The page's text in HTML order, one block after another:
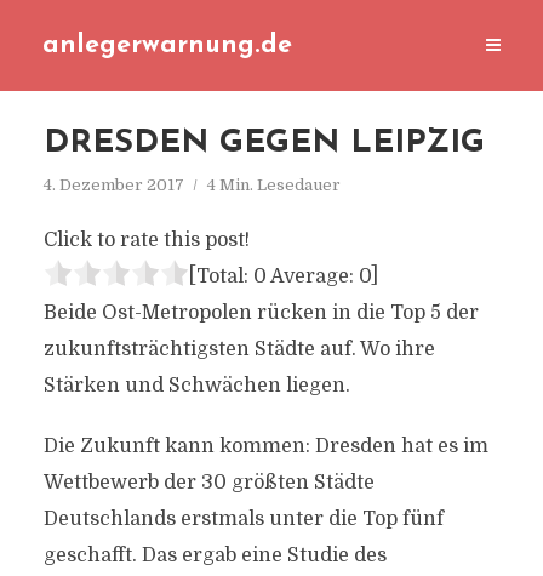
anlegerwarnung.de
DRESDEN GEGEN LEIPZIG
4. Dezember 2017 4 Min. Lesedauer
Click to rate this post!
[Total: 0 Average: 0]
Beide Ost-Metropolen rücken in die Top 5 der
zukunftsträchtigsten Städte auf. Wo ihre
Stärken und Schwächen liegen.
Die Zukunft kann kommen: Dresden hat es im
Wettbewerb der 30 größten Städte
Deutschlands erstmals unter die Top fünf
geschafft. Das ergab eine Studie des